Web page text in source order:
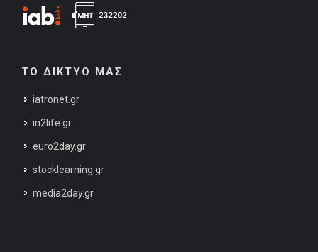
ΤΟ ΔΙΚΤΥΟ ΜΑΣ
iatronet.gr
in2life.gr
euro2day.gr
stocklearning.gr
media2day.gr